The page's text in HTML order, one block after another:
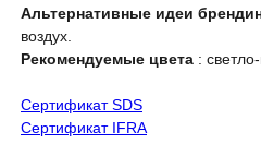
Альтернативные идеи
воздух.
Рекомендуемые цвета :
Сертификат SDS
Сертификат IFRA